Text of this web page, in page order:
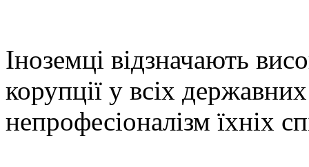
Іноземці відзначають
корупції у всіх
непрофесіоналізм їхніх